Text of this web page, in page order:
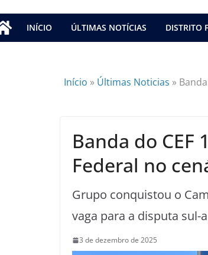
INÍCIO ÚLTIMAS NOTÍCIAS DISTRITO
Início » Últimas Noticias »
Banda do
Federal no
Grupo conquistou o
vaga para a disputa sul-
3 de dezembro de 2025